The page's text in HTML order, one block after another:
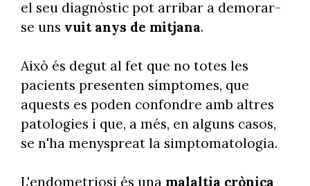
el seu diagnòstic pot arribar a demorar-
se uns vuit anys de mitjana.
Això és degut al fet que no totes les
pacients presenten símptomes, que
aquests es poden confondre amb altres
patologies i que, a més, en alguns casos,
se n'ha menyspreat la simptomatologia.
L'endometriosi és una malaltia crònica